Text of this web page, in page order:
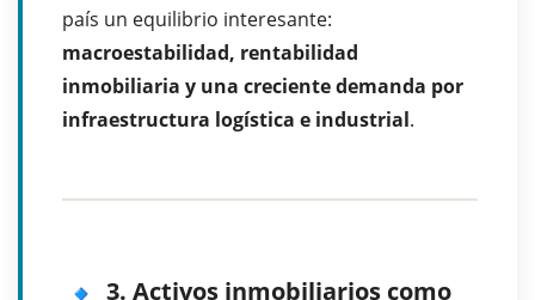
país un equilibrio interesante:
macroestabilidad, rentabilidad
inmobiliaria y una creciente demanda por
infraestructura logística e industrial.
3. Activos inmobiliarios como